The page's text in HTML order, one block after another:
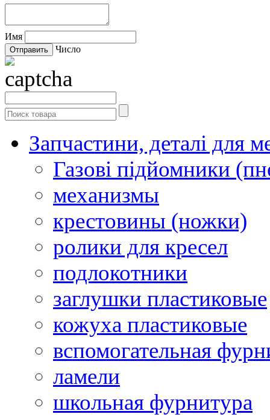
Имя
Число
Запчастини, деталі для
Газові підйомники
механизмы
крестовины (ножки)
ролики для кресел
подлокотники
заглушки пластиковые
кожуха пластиковые
вспомогательная
ламели
школьная фурнитура